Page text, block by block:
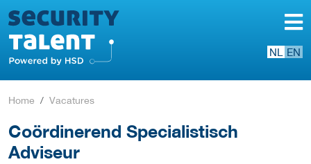
NL EN
Home Vacatures
Coördinerend Specialistisch
Adviseur